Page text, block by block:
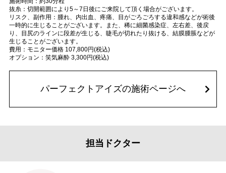
抜糸：切開範囲により5～7日後にご来院して頂く場合がございます。
リスク、副作用：腫れ、内出血、疼痛、目がごろごろする違和感などが術後
一時的に生じることがございます。また、稀に細菌感染症、左右差、後戻
り、目尻のラインに段差が生じる、睫毛が切れたり抜ける、結膜腫脹などが
生じることがございます。
費用：モニター価格 107,800円(税込)
オプション：笑気麻酔 3,300円(税込)
パーフェクトアイズの施術ページへ
担当ドクター